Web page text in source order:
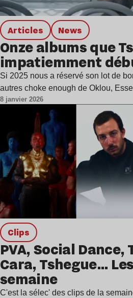
Articles news
Onze albums que
impatiemment
Si 2025 nous a réservé son lot de
autres choke enough de Oklou,
8 janvier 2026
clips
PVA, Social Dance,
Cara, Tshegue…
semaine
C'est la sélec' des clips de la